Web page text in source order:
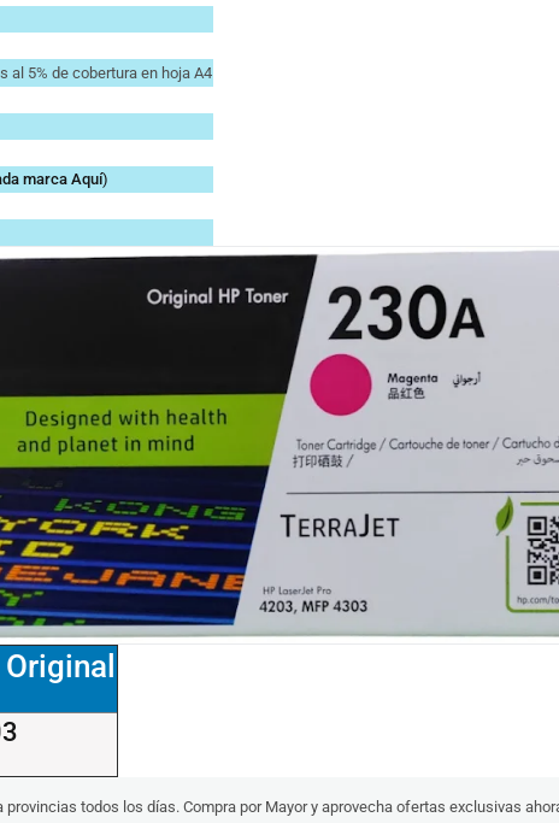
al 5% de cobertura en hoja A4
marca Aquí)
provincias todos los días. Compra por Mayor y aprovecha ofertas exclusivas